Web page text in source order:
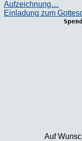
Aufzeichnung…
Einladung zum
Auf